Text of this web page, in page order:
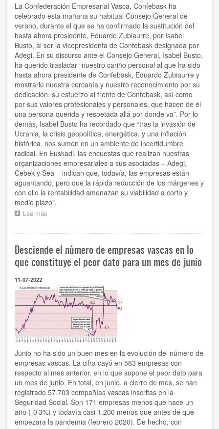
vías
de
financiación”
La Confederación Empresarial Vasca, Confebask ha
celebrado esta mañana su habitual Consejo General de
verano, durante el que se ha confirmado la sustitución del
hasta ahora presidente, Eduardo Zubiaurre, por Isabel
Busto, al ser la vicepresidenta de Confebask designada por
Adegi. En su discurso ante el Consejo General, Isabel Busto,
ha querido trasladar “nuestro cariño personal al que ha sido
hasta ahora presidente de Confebask, Eduardo Zubiaurre y
mostrarle nuestra cercanía y nuestro reconocimiento por su
dedicación, su esfuerzo al frente de Confebask, así como
por sus valores profesionales y personales, que hacen de él
una persona querida y respetada allá por donde va”. Por lo
demás, Isabel Busto ha recordado que “tras la invasión de
Ucrania, la crisis geopolítica, energética, y una inflación
histórica, nos sumen en un ambiente de incertidumbre
radical. En Euskadi, las encuestas que realizan nuestras
organizaciones empresariales a sus asociadas – Adegi,
Cebek y Sea – indican que, todavía, las empresas están
aguantando, pero que la rápida reducción de los márgenes y
con ello la rentabilidad amenazan su viabilidad a corto y
medio plazo".
Lee más
el
acuerdo,
no
confrontación
permanente"
Desciende el número de empresas vascas en lo
que constituye el peor dato para un mes de junio
11-07-2022
Junio no ha sido un buen mes en la evolución del número de
empresas vascas. La cifra cayó en 583 empresas con
respecto al mes anterior, en lo que supone el peor dato para
un mes de junio. En total, en junio, a cierre de mes, se han
registrado 57.703 compañías vascas inscritas en la
Seguridad Social. Son 171 empresas menos que hace un
año (-0’3%) y todavía casi 1.200 menos que antes de que
empezara la pandemia (febrero 2020). De hecho, con